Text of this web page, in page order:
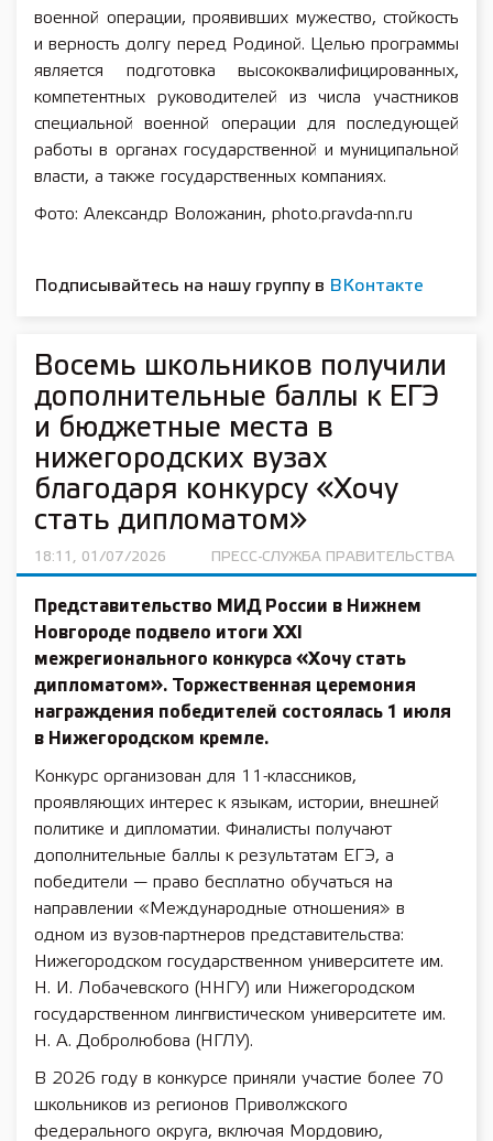
военной операции, проявивших мужество, стойкость
и верность долгу перед Родиной. Целью программы
является подготовка высококвалифицированных,
компетентных руководителей из числа участников
специальной военной операции для последующей
работы в органах государственной и муниципальной
власти, а также государственных компаниях.
Фото: Александр Воложанин, photo.pravda-nn.ru
Подписывайтесь на нашу группу в ВКонтакте
Восемь школьников получили
дополнительные баллы к ЕГЭ
и бюджетные места в
нижегородских вузах
благодаря конкурсу «Хочу
стать дипломатом»
18:11, 01/07/2026 ПРЕСС-СЛУЖБА ПРАВИТЕЛЬСТВА
Представительство МИД России в Нижнем
Новгороде подвело итоги XXI
межрегионального конкурса «Хочу стать
дипломатом». Торжественная церемония
награждения победителей состоялась 1 июля
в Нижегородском кремле.
Конкурс организован для 11-классников,
проявляющих интерес к языкам, истории, внешней
политике и дипломатии. Финалисты получают
дополнительные баллы к результатам ЕГЭ, а
победители — право бесплатно обучаться на
направлении «Международные отношения» в
одном из вузов-партнеров представительства:
Нижегородском государственном университете им.
Н. И. Лобачевского (ННГУ) или Нижегородском
государственном лингвистическом университете им.
Н. А. Добролюбова (НГЛУ).
В 2026 году в конкурсе приняли участие более 70
школьников из регионов Приволжского
федерального округа, включая Мордовию,